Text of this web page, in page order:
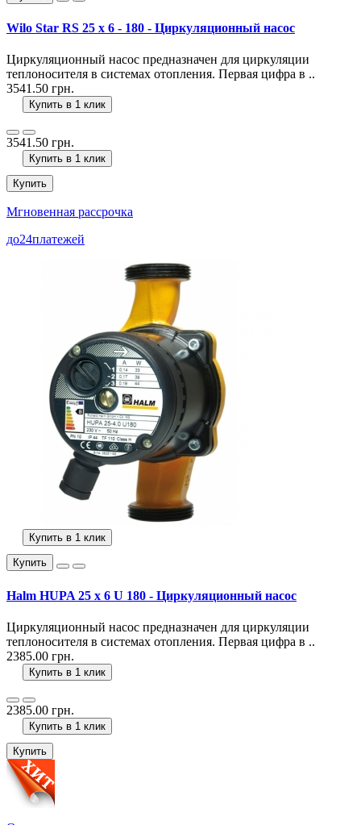
Wilo Star RS 25 x 6 - 180 - Циркуляционный насос
Циркуляционный насос предназначен для циркуляции
теплоносителя в системах отопления. Первая цифра в ..
3541.50 грн.
Купить в 1 клик
3541.50 грн.
Купить в 1 клик
Купить
Мгновенная рассрочка
до24платежей
Купить в 1 клик
Купить
Halm HUPA 25 x 6 U 180 - Циркуляционный насос
Циркуляционный насос предназначен для циркуляции
теплоносителя в системах отопления. Первая цифра в ..
2385.00 грн.
Купить в 1 клик
2385.00 грн.
Купить в 1 клик
Купить